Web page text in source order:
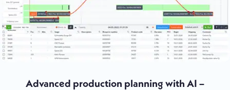
Advanced production planning with AI –